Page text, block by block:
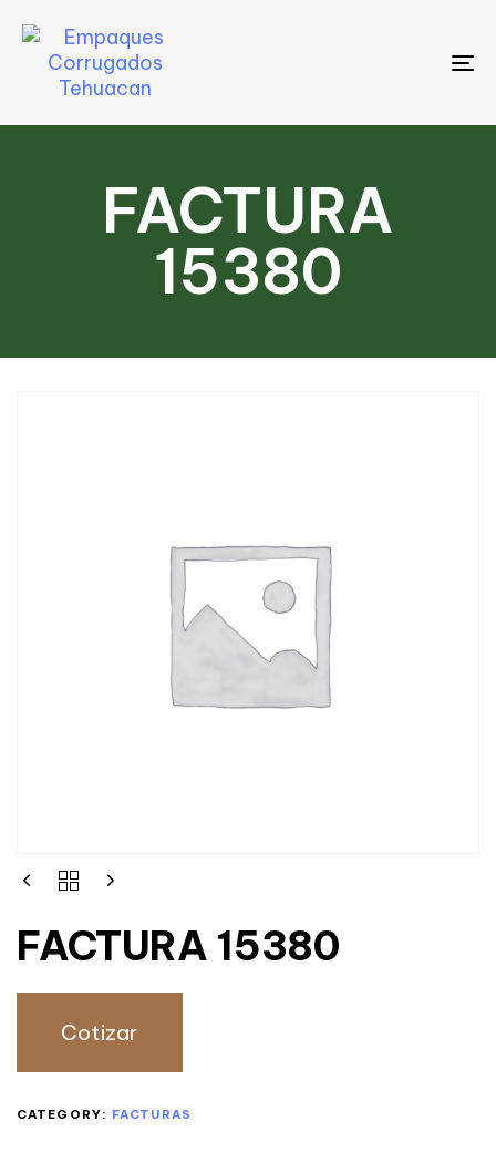
FACTURA
15380
FACTURA 15380
Cotizar
CATEGORY: FACTURAS